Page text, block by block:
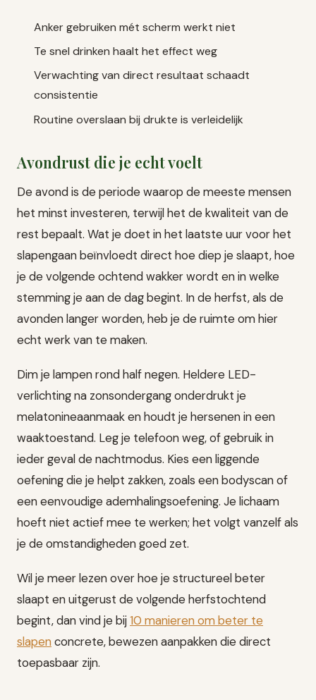
Anker gebruiken mét scherm werkt niet
Te snel drinken haalt het effect weg
Verwachting van direct resultaat schaadt
consistentie
Routine overslaan bij drukte is verleidelijk
Avondrust die je echt voelt
De avond is de periode waarop de meeste mensen
het minst investeren, terwijl het de kwaliteit van de
rest bepaalt. Wat je doet in het laatste uur voor het
slapengaan beïnvloedt direct hoe diep je slaapt, hoe
je de volgende ochtend wakker wordt en in welke
stemming je aan de dag begint. In de herfst, als de
avonden langer worden, heb je de ruimte om hier
echt werk van te maken.
Dim je lampen rond half negen. Heldere LED-
verlichting na zonsondergang onderdrukt je
melatonineaanmaak en houdt je hersenen in een
waaktoestand. Leg je telefoon weg, of gebruik in
ieder geval de nachtmodus. Kies een liggende
oefening die je helpt zakken, zoals een bodyscan of
een eenvoudige ademhalingsoefening. Je lichaam
hoeft niet actief mee te werken; het volgt vanzelf als
je de omstandigheden goed zet.
Wil je meer lezen over hoe je structureel beter
slaapt en uitgerust de volgende herfstochtend
begint, dan vind je bij10 manieren om beter te
slapenconcrete, bewezen aanpakken die direct
toepasbaar zijn.